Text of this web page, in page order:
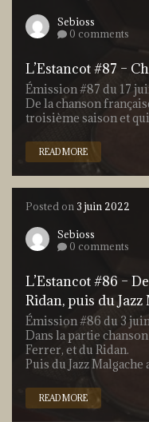
Sebioss
0 comments
L’Estancot #87 –
Émission #87 du 17
De la chanson
troisième saison et
READ MORE
Posted on3 juin 2022
Sebioss
0 comments
L’Estancot #86 –
Ridan, puis du Jazz
Émission #86 du 3
Dans la partie
Ferrer, et du Ridan.
Puis du Jazz Malgache
READ MORE